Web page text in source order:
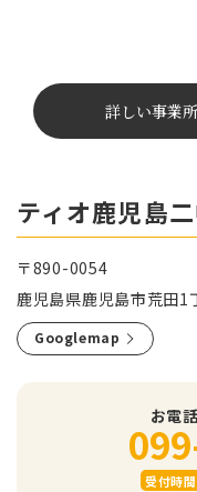
詳しい事業
ティオ鹿児島
〒890-0054
鹿児島県鹿児島市荒田
Googlemap
お電
受付時間